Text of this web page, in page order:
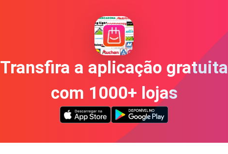
Transfira a aplicação gratuita
com 1000+ lojas